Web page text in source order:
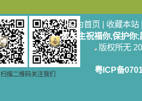
扫描二维码关注我们
设为首页 | 收藏本站
愿天主祝福你,保护你
版权所无
粤ICP备